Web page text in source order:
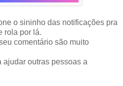
o sininho das notificações pra
rola por lá.
comentário são muito
outras pessoas a